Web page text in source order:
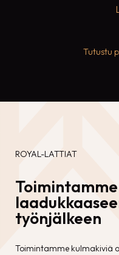
Tutustu
ROYAL-LATTIAT
työnjälkeen
Toimintamme kulmakiviä